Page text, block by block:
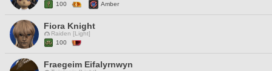
100
Amber
Fiora Knight
Raiden [Light]
100
Fraegeim Eifalyrnwyn